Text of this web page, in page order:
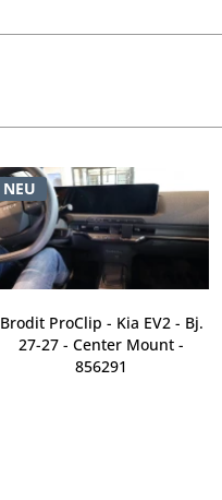
NEU
Brodit ProClip - Kia EV2 - Bj.
27-27 - Center Mount -
856291